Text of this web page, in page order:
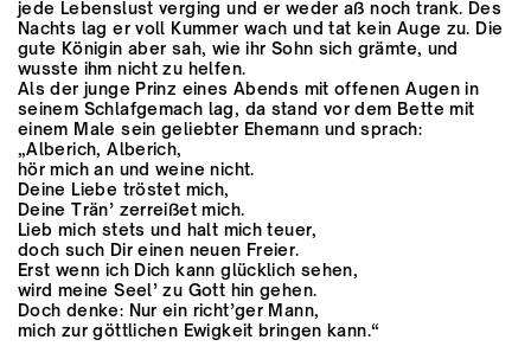
jede Lebenslust verging und er weder aß noch trank. Des
Nachts lag er voll Kummer wach und tat kein Auge zu. Die
gute Königin aber sah, wie ihr Sohn sich grämte, und
wusste ihm nicht zu helfen.
Als der junge Prinz eines Abends mit offenen Augen in
seinem Schlafgemach lag, da stand vor dem Bette mit
einem Male sein geliebter Ehemann und sprach:
„Alberich, Alberich,
hör mich an und weine nicht.
Deine Liebe tröstet mich,
Deine Trän’ zerreißet mich.
Lieb mich stets und halt mich teuer,
doch such Dir einen neuen Freier.
Erst wenn ich Dich kann glücklich sehen,
wird meine Seel’ zu Gott hin gehen.
Doch denke: Nur ein richt’ger Mann,
mich zur göttlichen Ewigkeit bringen kann.“